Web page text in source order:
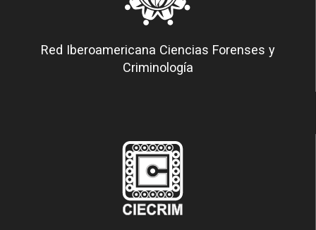
Red Iberoamericana Ciencias Forenses y
Criminología